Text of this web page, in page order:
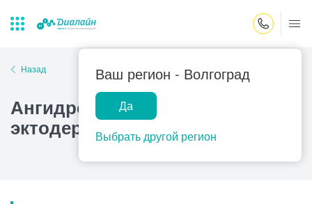
Ваш регион - Волгоград
Да
Выбрать другой регион
Лаборатории
Центр помощи
на дому
Закрыть поиск
Популярные запросы
Прием гинеколога
Назад
Ангидротическая
эктодермальная дисплазия